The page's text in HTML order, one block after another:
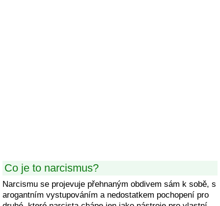
Co je to narcismus?
Narcismu se projevuje přehnaným obdivem sám k sobě, s
arogantním vystupováním a nedostatkem pochopení pro